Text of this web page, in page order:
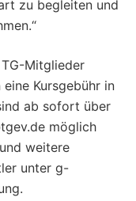
zu begleiten und
Mitglieder
Kursgebühr in
ab sofort über
möglich
weitere
unter g-